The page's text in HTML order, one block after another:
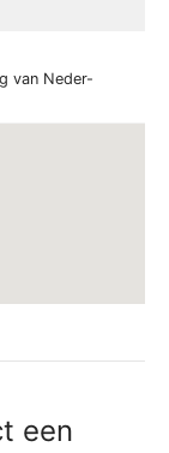
van Neder-
een